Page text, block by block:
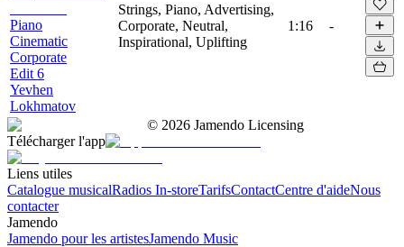
Piano
Cinematic
Corporate
Edit 6
Yevhen
Lokhmatov
Strings, Piano, Advertising,
Corporate, Neutral,
Inspirational, Uplifting
1:16 -
© 2026 Jamendo Licensing
Télécharger l'app
Liens utiles
Catalogue musicalRadios In-storeTarifsContactCentre d'aideNous
contacter
Jamendo
Jamendo pour les artistesJamendo Music